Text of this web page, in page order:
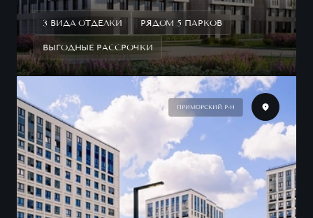
3 ВИДА ОТДЕЛКИ РЯДОМ 5 ПАРКОВ
ВЫГОДНЫЕ РАССРОЧКИ
ПРИМОРСКИЙ Р-Н